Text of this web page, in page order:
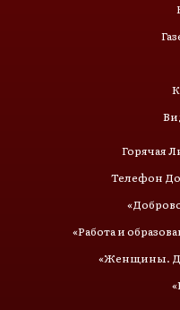
Горячая
Телефон
«Работа и
«Женщины.